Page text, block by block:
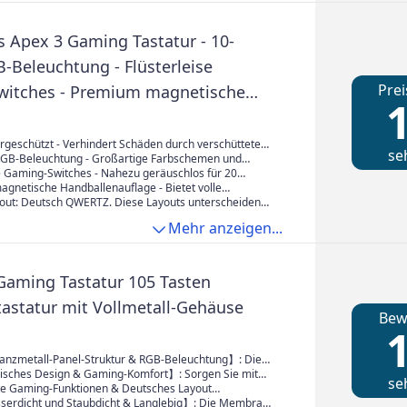
Apex 3 Gaming Tastatur - 10-
Beleuchtung - Flüsterleise
- Premium magnetische
- IP32 wassergeschützt -
(QWERTZ) Layout
- Verhindert Schäden durch verschüttete
Beleuchtung - Großartige Farbschemen und
Gaming-Switches - Nahezu geräuschlos für 20
Tastendrücke
Handballenauflage - Bietet volle
der Hand und Komfort
Deutsch QWERTZ. Diese Layouts unterscheiden
Mehr anzeigen...
Tastatur 105 Tasten
mit Vollmetall-Gehäuse
Panel-Struktur & RGB-Beleuchtung】: Die
besteht aus einem soliden Ganzmetall-Panel
Egal, ob Sie spielen oder Multitasking
Tastatur kann Sie unterstützen. Mit 15 Arten von
Design & Gaming-Komfort】: Sorgen Sie mit
abgestuften Tastenkappendesign und dem
Tippwinkel (7°) unserer RGB-Gaming-Tastatur für
Gaming-Funktionen & Deutsches Layout
RGB Gaming Keyboard verfügt über 12
und Staubdicht & Langlebig】: Die Membran